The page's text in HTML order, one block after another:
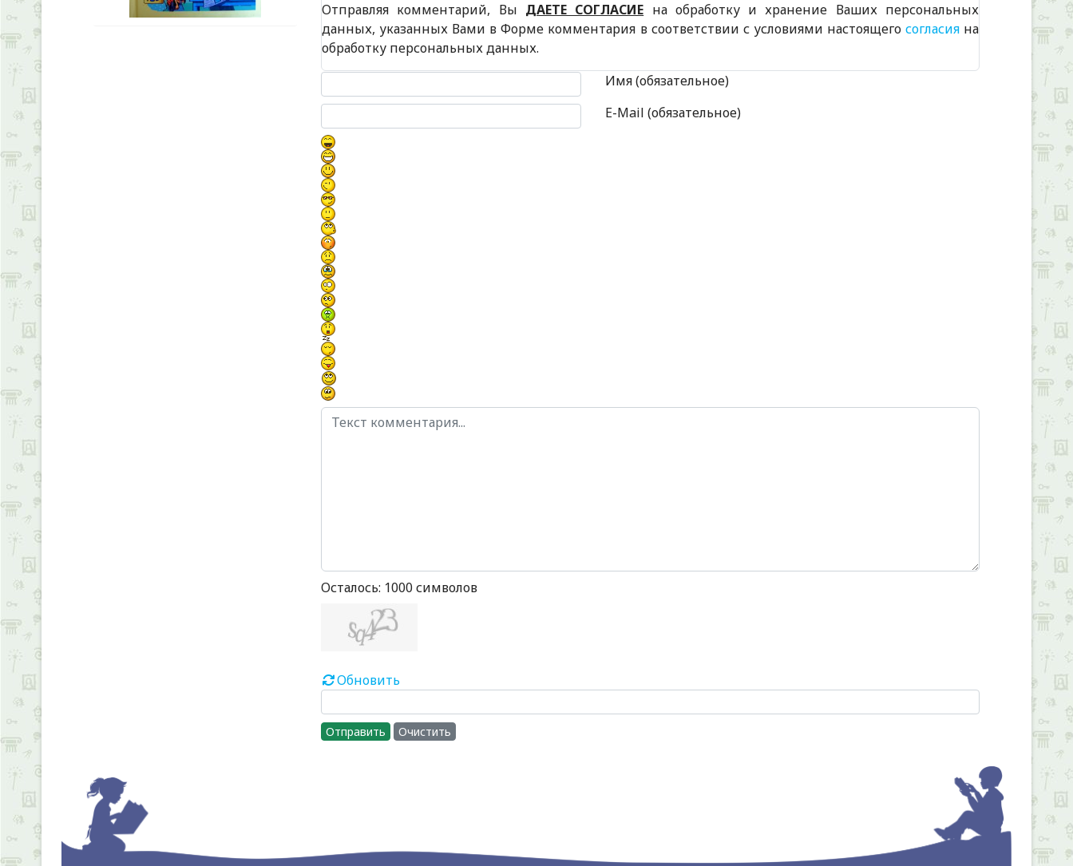
Отправляя комментарий, Вы ДАЕТЕ СОГЛАСИЕ на обработку и хранение Ваших персональных
данных, указанных Вами в Форме комментария в соответствии с условиями настоящего согласияна
обработку персональных данных.
Имя (обязательное)
E-Mail (обязательное)
Текст комментария
Осталось: 1000 символов
Обновить
Отправить Очистить